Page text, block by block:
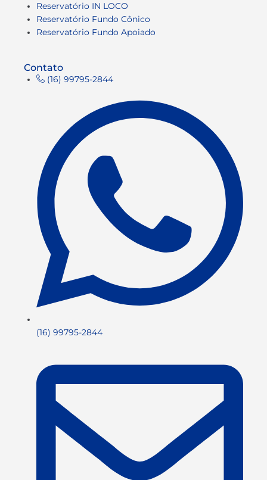
Reservatório IN LOCO
Reservatório Fundo Cônico
Reservatório Fundo Apoiado
Contato
(16) 99795-2844
(16) 99795-2844